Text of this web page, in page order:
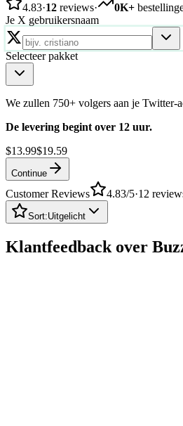
4.83·12 reviews· 0K+
Je X gebruikersnaam
Selecteer pakket
We zullen 750+ volgers aan je Twitter-
De levering begint over 12 uur.
$13.99$19.59
Continue
Customer Reviews 4.83/5·12
Sort:Uitgelicht
Klantfeedback over